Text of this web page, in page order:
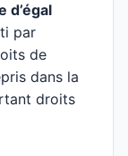
d’égal
par
de
dans la
droits